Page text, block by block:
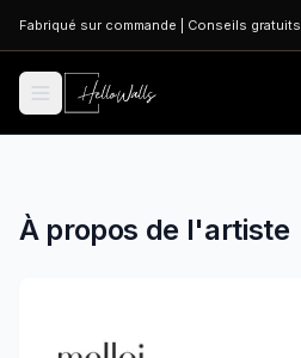
Aller au contenu principal
Fabriqué sur commande Conseils gratuits
À propos de l'artiste